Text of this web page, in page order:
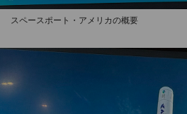
スペースポート・アメリカの概要